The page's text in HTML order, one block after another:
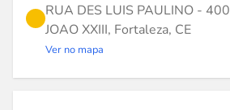
RUA DES LUIS PAULINO - 400
JOAO XXIII, Fortaleza, CE
Ver no mapa